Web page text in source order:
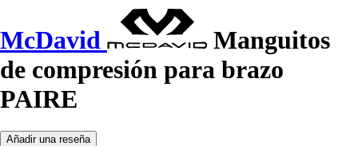
McDavid
Manguitos
de compresión para brazo
PAIRE
Añadir una reseña